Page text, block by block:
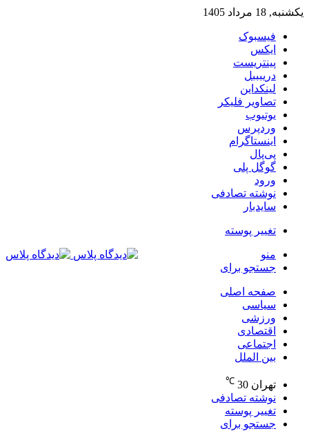
یکشنبه, 18 مرداد 1405
فیسبوک
ایکس
پینتریست
دریبببل
لینکداین
تصاویر فلیکر
یوتیوب
وردپرس
اینستاگرام
پی‌پال
گوگل پلی
ورود
نوشته تصادفی
سایدبار
تغییر پوسته
منو
جستجو برای
صفحه اصلی
سیاسی
ورزشی
اقتصادی
اجتماعی
بین الملل
تهران 30
℃
نوشته تصادفی
تغییر پوسته
جستجو برای